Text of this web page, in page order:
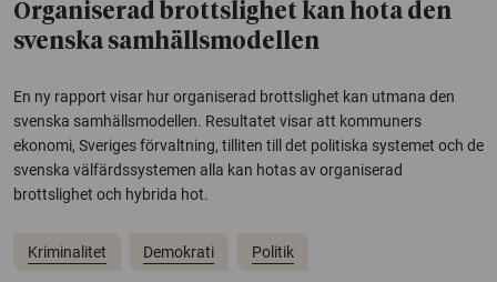
Organiserad brottslighet kan hota den
svenska samhälls­modellen
En ny rapport visar hur organiserad brottslighet kan utmana den
svenska samhällsmodellen. Resultatet visar att kommuners
ekonomi, Sveriges förvaltning, tilliten till det politiska systemet och de
svenska välfärdssystemen alla kan hotas av organiserad
brottslighet och hybrida hot.
Kriminalitet Demokrati Politik